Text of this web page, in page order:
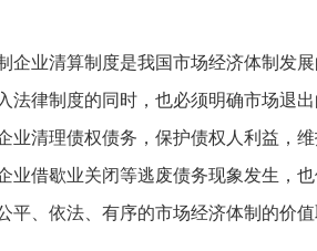
企业清算制度是我国市场经济体制发
法律制度的同时，也必须明确市场退
业清理债权债务，保护债权人利益，
业借歇业关闭等逃废债务现象发生，
平、依法、有序的市场经济体制的价